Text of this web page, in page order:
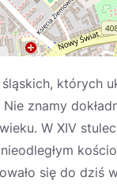
których
znamy
W XIV
się do dziś